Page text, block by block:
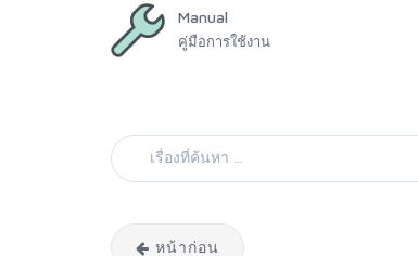
Manual
คู่มือการใช้งาน
หน้าก่อน